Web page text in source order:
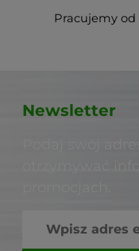
Pracujemy od
Newsletter